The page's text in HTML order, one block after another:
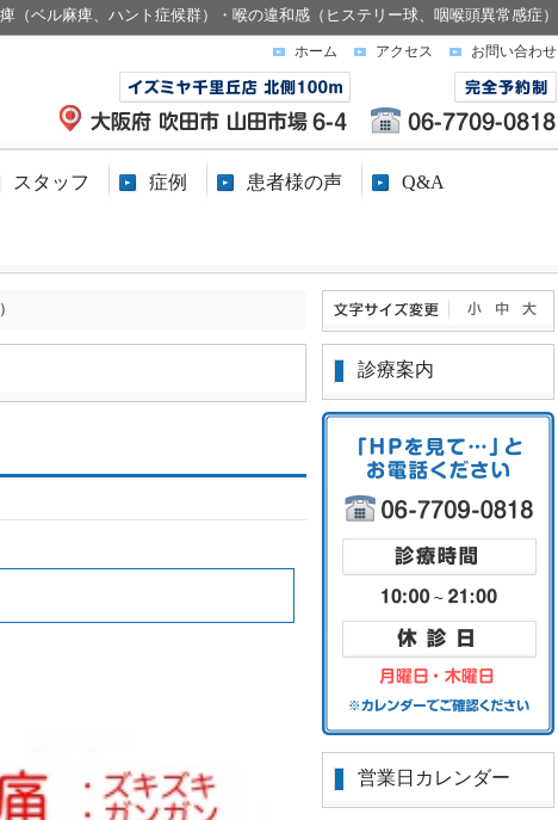
ベル麻痺、ハント症候群）・喉の違和感（ヒステリー球、咽喉頭異常感症）
ホーム アクセス お問い合わせ
スタッフ 症例 患者様の声 Q&A
診療案内
営業日カレンダー